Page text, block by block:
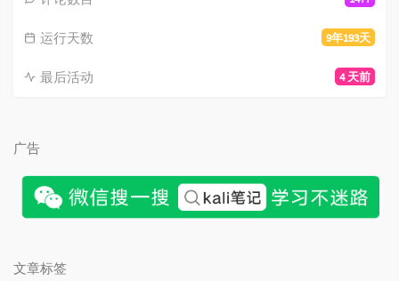
9年193天
运行天数
4 天前
最后活动
广告
文章标签